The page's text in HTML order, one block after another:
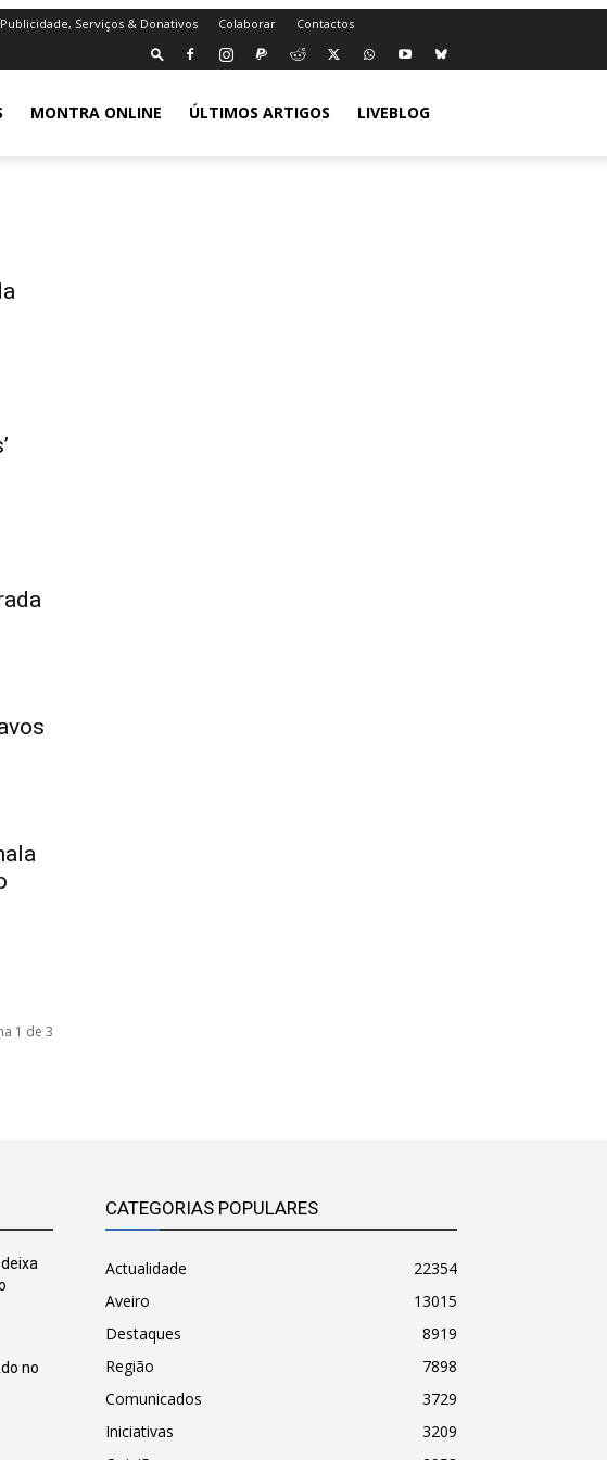
Publicidade, Serviços & Donativos Colaborar Contactos
MONTRA ONLINE ÚLTIMOS ARTIGOS LIVEBLOG
1 de 3
no
CATEGORIAS POPULARES
Actualidade
22354
Aveiro
13015
Destaques
8919
Região
7898
Comunicados
3729
Iniciativas
3209